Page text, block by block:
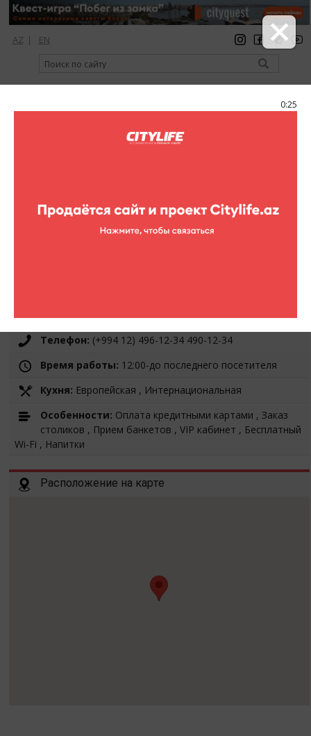
0:25
AZ | EN
регистрация вход Citylife Magazine
Kishmish
Regency)
Телефон: (+994 12) 496-12-34 490-12-34
Время работы: 12:00-до последнего посетителя
Кухня: Европейская , Интернациональная
Особенности: Оплата кредитными картами , Заказ
столиков , Прием банкетов , VIP кабинет , Бесплатный
Wi-Fi , Напитки
Расположение на карте